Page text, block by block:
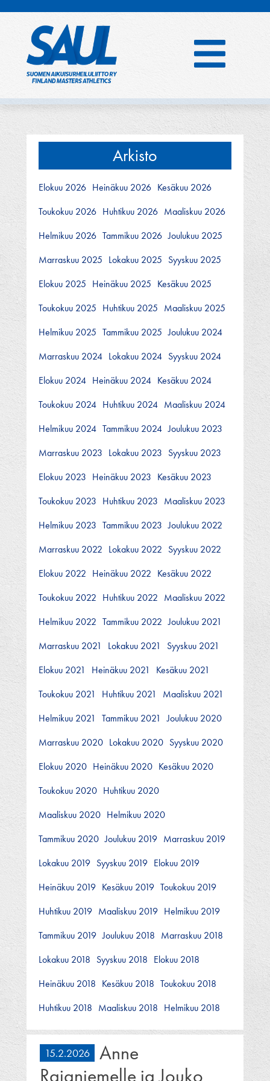
Arkisto
Elokuu 2026 Heinäkuu 2026 Kesäkuu 2026
Toukokuu 2026 Huhtikuu 2026 Maaliskuu 2026
Helmikuu 2026 Tammikuu 2026 Joulukuu 2025
Marraskuu 2025 Lokakuu 2025 Syyskuu 2025
Elokuu 2025 Heinäkuu 2025 Kesäkuu 2025
Toukokuu 2025 Huhtikuu 2025 Maaliskuu 2025
Helmikuu 2025 Tammikuu 2025 Joulukuu 2024
Marraskuu 2024 Lokakuu 2024 Syyskuu 2024
Elokuu 2024 Heinäkuu 2024 Kesäkuu 2024
Toukokuu 2024 Huhtikuu 2024 Maaliskuu 2024
Helmikuu 2024 Tammikuu 2024 Joulukuu 2023
Marraskuu 2023 Lokakuu 2023 Syyskuu 2023
Elokuu 2023 Heinäkuu 2023 Kesäkuu 2023
Toukokuu 2023 Huhtikuu 2023 Maaliskuu 2023
Helmikuu 2023 Tammikuu 2023 Joulukuu 2022
Marraskuu 2022 Lokakuu 2022 Syyskuu 2022
Elokuu 2022 Heinäkuu 2022 Kesäkuu 2022
Toukokuu 2022 Huhtikuu 2022 Maaliskuu 2022
Helmikuu 2022 Tammikuu 2022 Joulukuu 2021
Marraskuu 2021
Lokakuu 2021
Syyskuu 2021
Elokuu 2021
Heinäkuu 2021
Kesäkuu 2021
Toukokuu 2021
Huhtikuu 2021
Maaliskuu 2021
Helmikuu 2021
Tammikuu 2021
Joulukuu 2020
Marraskuu 2020 Lokakuu 2020 Syyskuu 2020
Elokuu 2020 Heinäkuu 2020 Kesäkuu 2020
Toukokuu 2020 Huhtikuu 2020
Maaliskuu 2020 Helmikuu 2020
Tammikuu 2020 Joulukuu 2019 Marraskuu 2019
Lokakuu 2019 Syyskuu 2019 Elokuu 2019
Heinäkuu 2019 Kesäkuu 2019 Toukokuu 2019
Huhtikuu 2019 Maaliskuu 2019 Helmikuu 2019
Tammikuu 2019 Joulukuu 2018 Marraskuu 2018
Lokakuu 2018 Syyskuu 2018 Elokuu 2018
Heinäkuu 2018 Kesäkuu 2018 Toukokuu 2018
Huhtikuu 2018 Maaliskuu 2018 Helmikuu 2018
15.2.2026
Anne
Rajaniemelle ja Jouko